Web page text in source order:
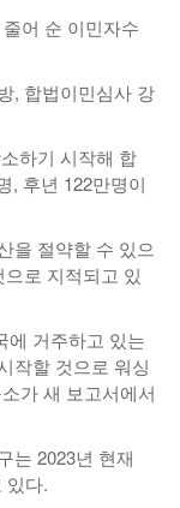
어 순 이민자수
, 합법이민심사 강
하기 시작해 합
, 후년 122만명이
을 절약할 수 있으
로 지적되고 있
에 거주하고 있는
작할 것으로 워싱
가 새 보고서에서
는 2023년 현재
있다.